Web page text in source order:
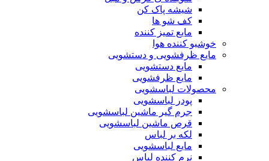
شیشه پاک کن
کف شو ها
مایع تمیز کننده
خوشبو کننده هوا
مایع ظرفشویی و دستشویی
مایع دستشویی
مایع ظرفشویی
محصولات لباسشویی
پودر لباسشویی
جرم گیر ماشین لباسشویی
قرص ماشین لباسشویی
لکه بر لباس
مایع لباسشویی
نرم کننده لباس